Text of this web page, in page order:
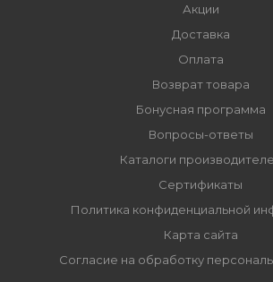
Акции
Доставка
Оплата
Возврат товара
Бонусная программа
Вопросы-ответы
Каталоги
Сертификаты
Политика конфиденциальной
Карта сайта
Согласие на обработку